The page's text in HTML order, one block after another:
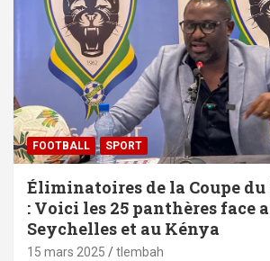
FOOTBALL SPORT
Éliminatoires de la Coupe du
: Voici les 25 panthères face
Seychelles et au Kénya
15 mars 2025 tlembah